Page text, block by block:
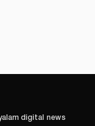
digital news